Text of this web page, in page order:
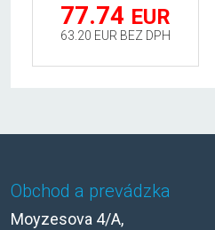
77.74 EUR
63.20 EUR BEZ DPH
Obchod a prevádzka
Moyzesova 4/A,